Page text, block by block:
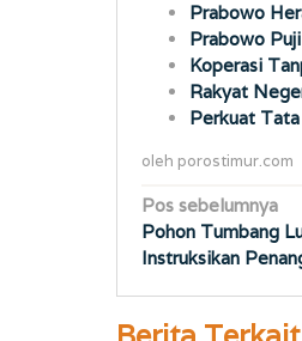
Prabowo
Prabowo
Koperasi
Rakyat
Perkuat
oleh porostimur.com
Navigasi
pos
Pos sebelumnya
Pohon Tumbang
Instruksikan